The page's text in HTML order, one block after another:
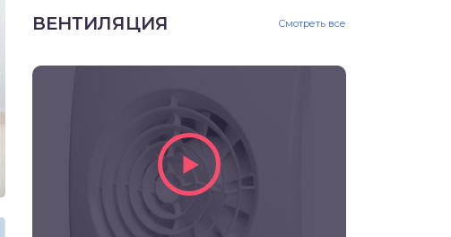
ВЕНТИЛЯЦИЯ Смотреть все